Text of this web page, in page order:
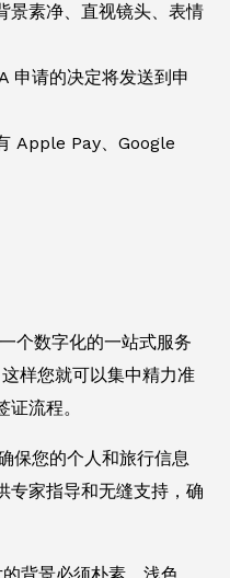
景素净、直视镜头、表情
申请的决定将发送到申
Apple Pay、Google
个数字化的一站式服务
样您就可以集中精力准
流程。
保您的个人和旅行信息
专家指导和无缝支持，确